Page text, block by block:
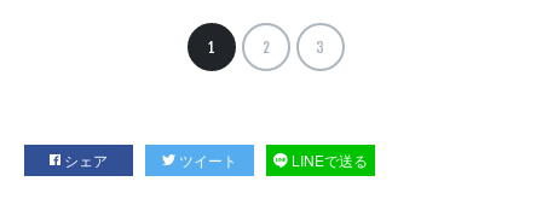
1 2 3
シェア ツイート LINEで送る